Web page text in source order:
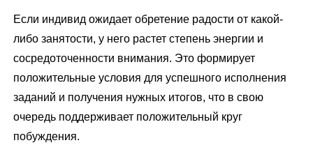
Если индивид ожидает обретение радости от какой-
либо занятости, у него растет степень энергии и
сосредоточенности внимания. Это формирует
положительные условия для успешного исполнения
заданий и получения нужных итогов, что в свою
очередь поддерживает положительный круг
побуждения.